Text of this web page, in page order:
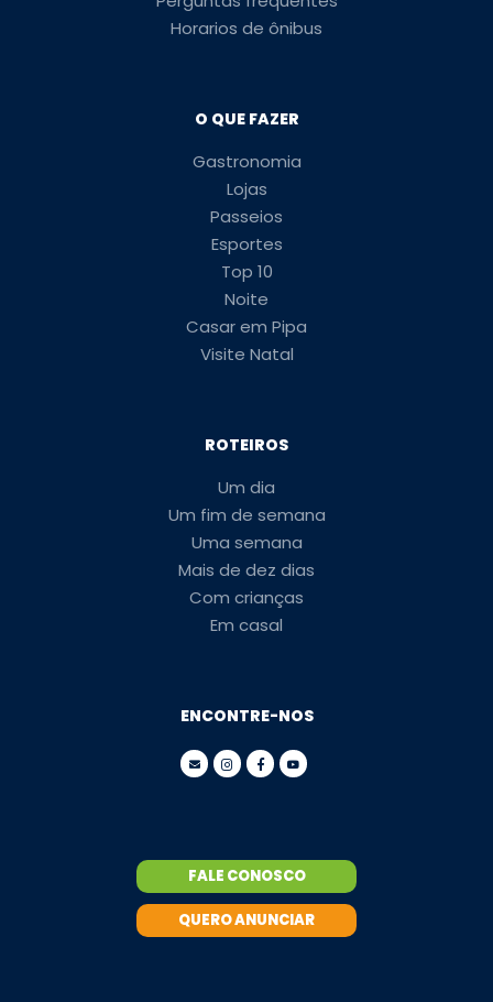
Horarios de ônibus
O QUE FAZER
Gastronomia
Lojas
Passeios
Esportes
Top 10
Noite
Casar em Pipa
Visite Natal
ROTEIROS
Um dia
Um fim de semana
Uma semana
Mais de dez dias
Com crianças
Em casal
ENCONTRE-NOS
FALE CONOSCO
QUERO ANUNCIAR